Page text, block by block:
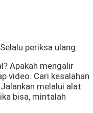
periksa ulang:
Apakah mengalir
video. Cari kesalahan
melalui alat
bisa, mintalah